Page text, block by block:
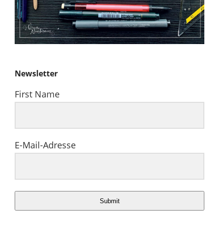
Newsletter
First Name
E-Mail-Adresse
Submit